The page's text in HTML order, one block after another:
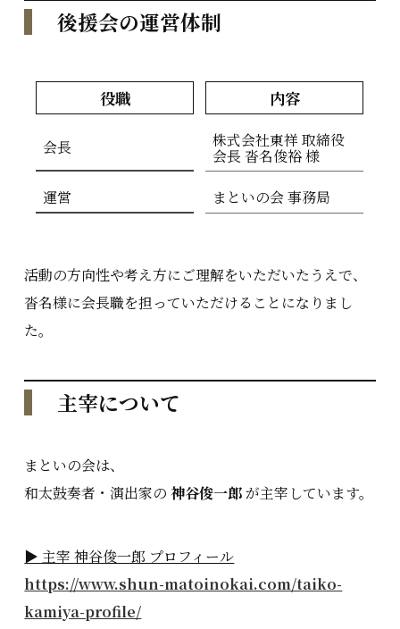
後援会の運営体制
役職 内容
会長 株式会社東祥 取締役
会長 沓名俊裕 様
運営
まといの会 事務局
活動の方向性や考え方にご理解をいただいたうえで、
沓名様に会長職を担っていただけることになりまし
た。
主宰について
まといの会は、
和太鼓奏者・演出家の神谷俊一郎 が主宰しています。
▶ 主宰 神谷俊一郎 プロフィール
https://www.shun-matoinokai.com/taiko-
kamiya-profile/